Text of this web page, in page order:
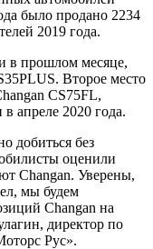
было продано 2234
2019 года.
в прошлом месяце,
Второе место
CS75FL,
апреле 2020 года.
добиться без
оценили
Changan. Уверены,
мы будем
Changan на
директор по
Рус».